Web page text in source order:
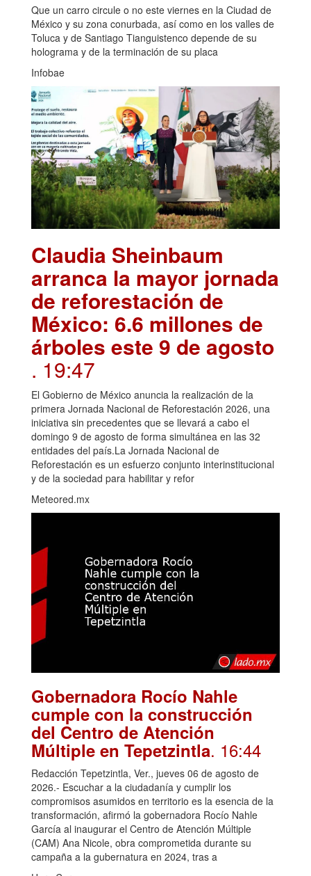
Que un carro circule o no este viernes en la Ciudad de
México y su zona conurbada, así como en los valles de
Toluca y de Santiago Tianguistenco depende de su
holograma y de la terminación de su placa
Infobae
Claudia Sheinbaum
arranca la mayor jornada
de reforestación de
México: 6.6 millones de
árboles este 9 de agosto
. 19:47
El Gobierno de México anuncia la realización de la
primera Jornada Nacional de Reforestación 2026, una
iniciativa sin precedentes que se llevará a cabo el
domingo 9 de agosto de forma simultánea en las 32
entidades del país.La Jornada Nacional de
Reforestación es un esfuerzo conjunto interinstitucional
y de la sociedad para habilitar y refor
Meteored.mx
Gobernadora Rocío Nahle
cumple con la construcción
del Centro de Atención
Múltiple en Tepetzintla. 16:44
Redacción Tepetzintla, Ver., jueves 06 de agosto de
2026.- Escuchar a la ciudadanía y cumplir los
compromisos asumidos en territorio es la esencia de la
transformación, afirmó la gobernadora Rocío Nahle
García al inaugurar el Centro de Atención Múltiple
(CAM) Ana Nicole, obra comprometida durante su
campaña a la gubernatura en 2024, tras a